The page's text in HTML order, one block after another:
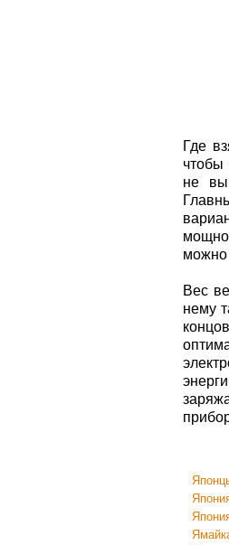
Где
чтобы
не
можно
Вес
нему